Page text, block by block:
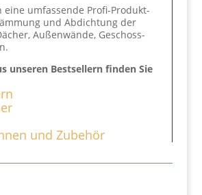
umfassende Profi-Produkt-
und Abdichtung der
Außenwände, Geschoss-
unseren Bestsellern finden Sie
und Zubehör